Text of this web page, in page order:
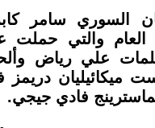
السوري سامر
العام والتي
علي رياض
ميكائيليان دريمز
فادي جيجي.